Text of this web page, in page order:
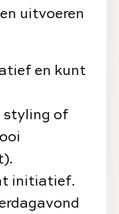
uitvoeren
en kunt
styling of
initiatief.